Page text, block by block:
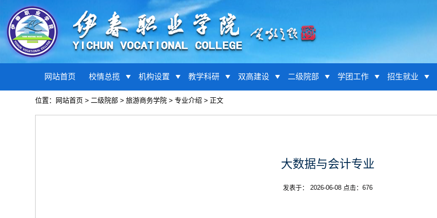
网站首页 校情总揽 机构设置 教学科研 双高建设 二级院部 学团工作 招生就业
位置： 网站首页 > 二级院部 > 旅游商务学院 > 专业介绍 > 正文
大数据与会计专业
发表于： 2026-06-08 点击： 676